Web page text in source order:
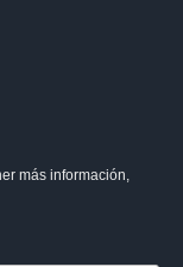
más información,